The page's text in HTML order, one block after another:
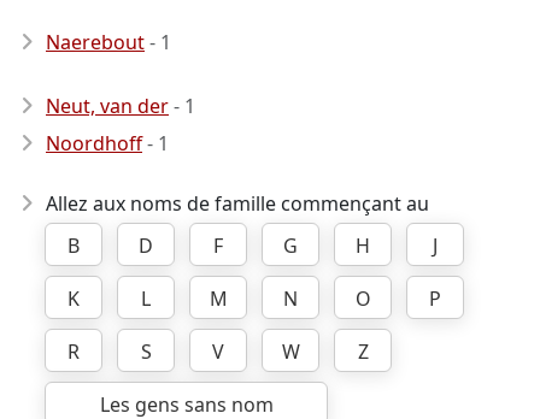
Naerebout- 1
Neut, van der- 1
Noordhoff- 1
Allez aux noms de famille commençant au
B
D F G H
J
K
L M N O
P
R
S V W
Z
Les gens sans nom